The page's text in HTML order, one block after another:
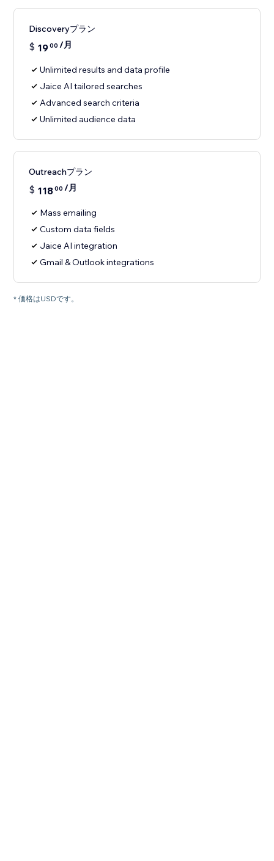
Discoveryプラン
$ 1900 /月
Unlimited results and data profile
Jaice AI tailored searches
Advanced search criteria
Unlimited audience data
Outreachプラン
$ 11800 /月
Mass emailing
Custom data fields
Jaice AI integration
Gmail & Outlook integrations
* 価格はUSDです。